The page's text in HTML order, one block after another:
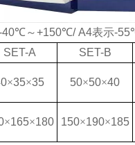
40℃～+150℃/ A4表示-55
SET-A SET-B
×35×35 50×50×40
×165×180 150×190×185